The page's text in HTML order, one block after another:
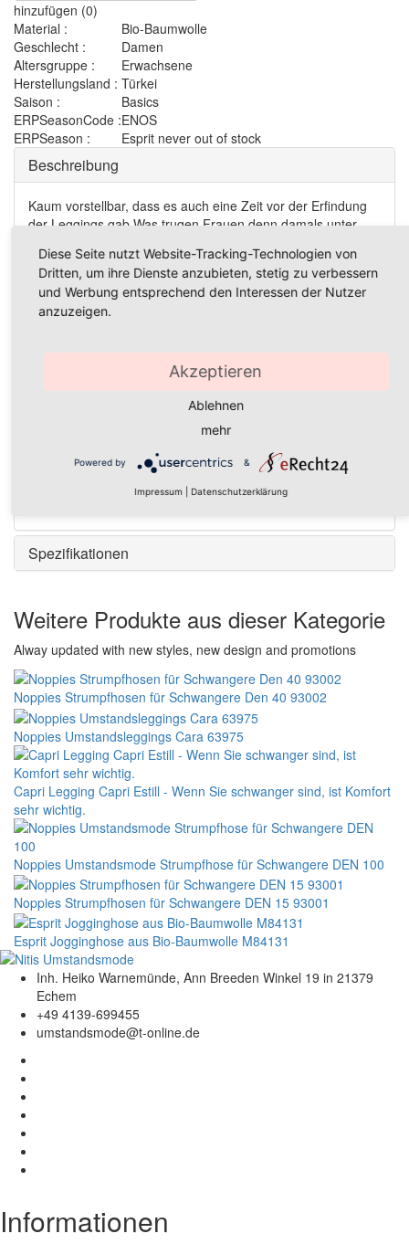
hinzufügen (0)
Material :
Bio-Baumwolle
Geschlecht :
Damen
Altersgruppe :
Erwachsene
Herstellungsland : Türkei
Saison :
Basics
ERPSeasonCode :ENOS
ERPSeason :
Esprit never out of stock
Beschreibung
Kaum vorstellbar, dass es auch eine Zeit vor der Erfindung
der Leggings gab.Was trugen Frauen denn damals unter
klassische, unifarbene Umstandsleggings in verschiedenen
Farben in seine Kollektion aufgenommen.
Selbstverständlich aus herrlich weichem Jersey-Material
hergestellt. Das elastische Bauchband am Bund bietet
einen perfekten Sitz während der gesamten
Schwangerschaft. Tipp: Wähle deine normale
Konfektionsgröße, wir haben dieVeränderungen deines
Körpers während der Schwangerschaft schon berücksichtigt
95% Bio-Baumwolle / 5% Elasthan
Spezifikationen
Weitere Produkte aus dieser Kategorie
Alway updated with new styles, new design and promotions
Noppies Strumpfhosen für Schwangere Den 40 93002
Noppies Umstandsleggings Cara 63975
Capri Legging Capri Estill - Wenn Sie schwanger sind, ist Komfort
sehr wichtig.
Noppies Umstandsmode Strumpfhose für Schwangere DEN 100
Noppies Strumpfhosen für Schwangere DEN 15 93001
Esprit Jogginghose aus Bio-Baumwolle M84131
Inh. Heiko Warnemünde, Ann Breeden Winkel 19 in 21379
Echem
+49 4139-699455
umstandsmode@t-online.de
Informationen
Diese Seite nutzt Website-Tracking-Technologien von
Dritten, um ihre Dienste anzubieten, stetig zu verbessern
und Werbung entsprechend den Interessen der Nutzer
anzuzeigen.
Akzeptieren
Ablehnen
mehr
Powered by &
Impressum Datenschutzerklärung